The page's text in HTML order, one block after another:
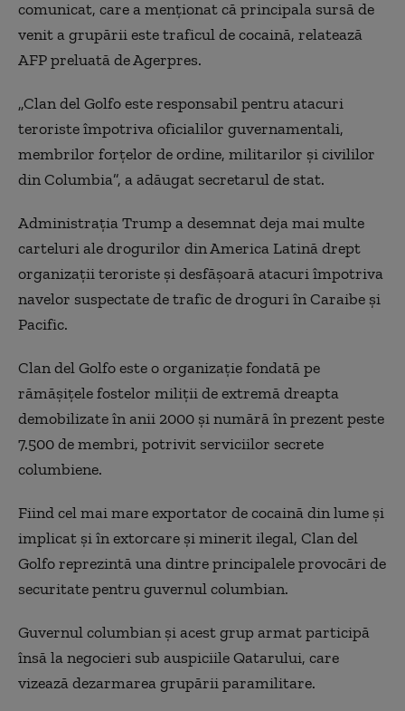
comunicat, care a menționatcă principala sursă de
venit a grupării este traficul de cocaină, relatează
AFP preluată de Agerpres.
„Clan del Golfo este responsabil pentru atacuri
teroristeîmpotriva oficialilor guvernamentali,
membrilor forţelor de ordine, militarilor şi civililor
din Columbia”, a adăugat secretarul de stat.
Administraţia Trump a desemnat deja mai multe
carteluri ale drogurilor din America Latină drept
organizaţii teroriste şi desfăşoară atacuriîmpotriva
navelor suspectate de trafic de droguri în Caraibe şi
Pacific.
Clan del Golfo este o organizaţie fondată pe
rămăşiţele fostelor miliţii de extremă dreapta
demobilizateîn anii 2000 şi numărăîn prezent peste
7.500 de membri, potrivit serviciilor secrete
columbiene.
Fiind cel mai mare exportator de cocaină din lume şi
implicat şiîn extorcare şi minerit ilegal, Clan del
Golfo reprezintă una dintre principalele provocări de
securitate pentru guvernul columbian.
Guvernul columbian şi acest grup armat participă
însă la negocieri sub auspiciile Qatarului, care
vizează dezarmarea grupării paramilitare.